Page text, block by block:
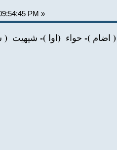
PM »
( اضام )- حواء (اوا )-